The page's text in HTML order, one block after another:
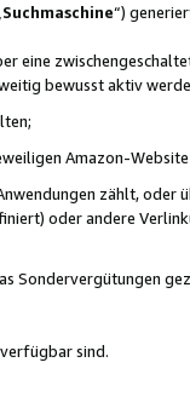
Suchmaschine“)
eine
bewusst aktiv
Amazon-
zählt, oder
oder andere
Sondervergütungen
sind.